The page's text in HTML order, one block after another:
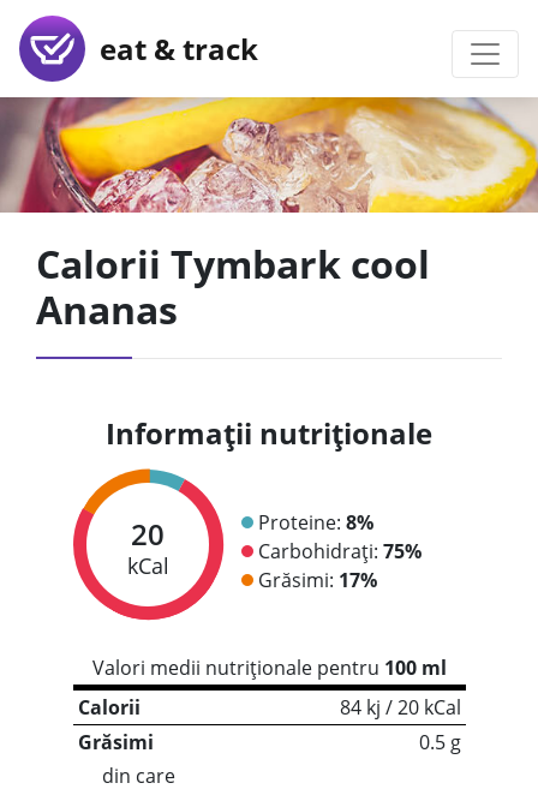
eat & track
Calorii Tymbark cool
Ananas
Informații nutriționale
20
kCal
Proteine: 8%
Carbohidrați: 75%
Grăsimi: 17%
Valori medii nutriționale pentru 100 ml
Calorii
84 kj / 20 kCal
Grăsimi
0.5 g
din care